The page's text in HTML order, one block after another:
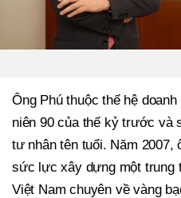
Ông Phú thuộc thế hệ
niên 90 của thế kỷ trước và
tư nhân tên tuổi. Năm 2007,
sức lực xây dựng một trung
Việt Nam chuyên về vàng